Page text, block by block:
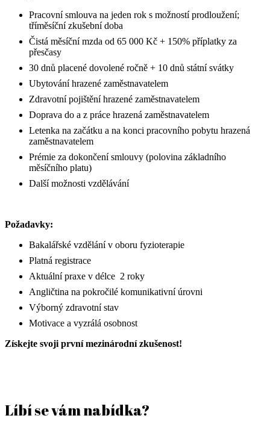
Pracovní smlouva na jeden rok s možností prodloužení;
tříměsíční zkušební doba
Čistá měsíční mzda od 65 000 Kč + 150% příplatky za
přesčasy
30 dnů placené dovolené ročně + 10 dnů státní svátky
Ubytování hrazené zaměstnavatelem
Zdravotní pojištění hrazené zaměstnavatelem
Doprava do a z práce hrazená zaměstnavatelem
Letenka na začátku a na konci pracovního pobytu hrazená
zaměstnavatelem
Prémie za dokončení smlouvy (polovina základního
měsíčního platu)
Další možnosti vzdělávání
Požadavky:
Bakalářské vzdělání v oboru fyzioterapie
Platná registrace
Aktuální praxe v délce 2 roky
Angličtina na pokročilé komunikativní úrovni
Výborný zdravotní stav
Motivace a vyzrálá osobnost
Získejte svoji první mezinárodní zkušenost!
Líbí se vám nabídka?